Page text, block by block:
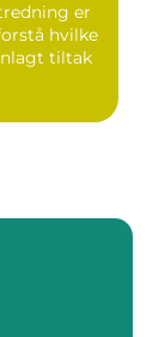
er
hvilke
tiltak